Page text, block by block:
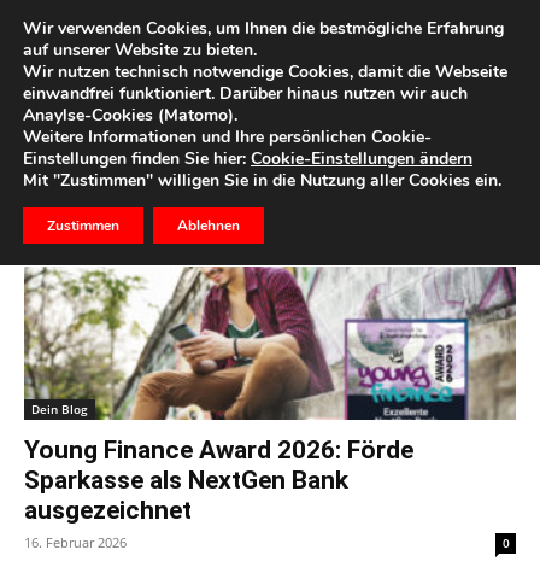
Start Schlagworte Social Media
Schlagwort: Social Media
Dein Blog
Young Finance Award 2026: Förde
Sparkasse als NextGen Bank
ausgezeichnet
16. Februar 2026 0
Wir verwenden Cookies, um Ihnen die bestmögliche Erfahrung
auf unserer Website zu bieten.
Wir nutzen technisch notwendige Cookies, damit die Webseite
einwandfrei funktioniert. Darüber hinaus nutzen wir auch
Anaylse-Cookies (Matomo).
Weitere Informationen und Ihre persönlichen Cookie-
Einstellungen finden Sie hier: Cookie-Einstellungen ändern
Mit "Zustimmen" willigen Sie in die Nutzung aller Cookies ein.
Zustimmen Ablehnen